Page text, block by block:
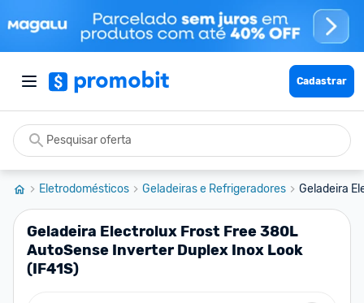
Cadastrar
Eletrodomésticos Geladeiras e Refrigeradores Geladeira
Geladeira Electrolux Frost Free 380L
AutoSense Inverter Duplex Inox Look
(IF41S)